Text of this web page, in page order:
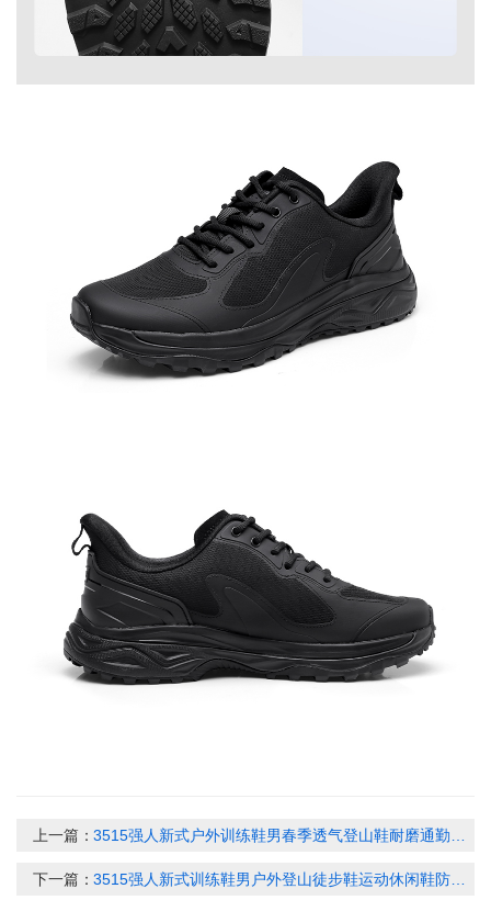
上一篇： 3515强人新式户外训练鞋男春季透气登山鞋耐磨通勤徒步鞋运动鞋26QRZXX-01A
下一篇： 3515强人新式训练鞋男户外登山徒步鞋运动休闲鞋防刺穿 26QRH511-07A